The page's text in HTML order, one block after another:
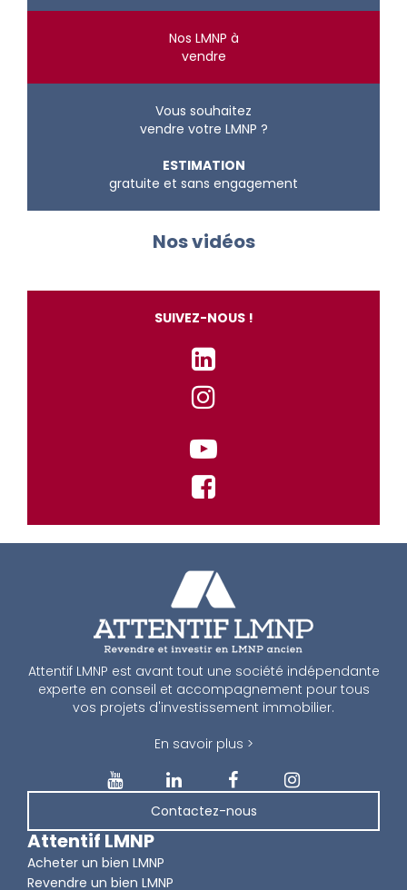
Nos LMNP à
vendre
Vous souhaitez
vendre votre LMNP ?
ESTIMATION
gratuite et sans engagement
Nos vidéos
SUIVEZ-NOUS !
Attentif LMNP est avant tout une société indépendante
experte en conseil et accompagnement pour tous
vos projets d'investissement immobilier.
En savoir plus >
Contactez-nous
Attentif LMNP
Acheter un bien LMNP
Revendre un bien LMNP